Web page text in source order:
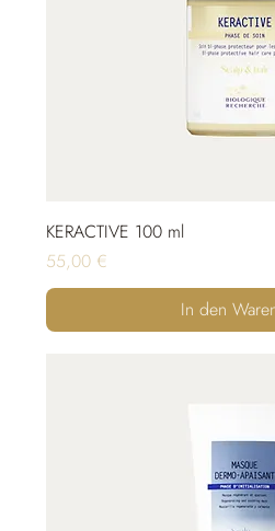
KERACTIVE 100 ml
Preis
55,00 €
In den